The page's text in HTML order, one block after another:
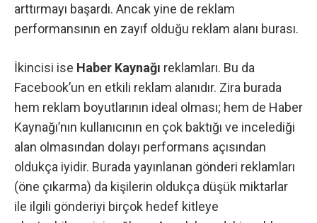
arttırmayı başardı. Ancak yine de reklam
performansının en zayıf olduğu reklam alanı burası.
İkincisi ise Haber Kaynağı reklamları. Bu da
Facebook’un en etkili reklam alanıdır. Zira burada
hem reklam boyutlarının ideal olması; hem de Haber
Kaynağı’nın kullanıcının en çok baktığı ve incelediği
alan olmasından dolayı performans açısından
oldukça iyidir. Burada yayınlanan gönderi reklamları
(öne çıkarma) da kişilerin oldukça düşük miktarlar
ile ilgili gönderiyi birçok hedef kitleye